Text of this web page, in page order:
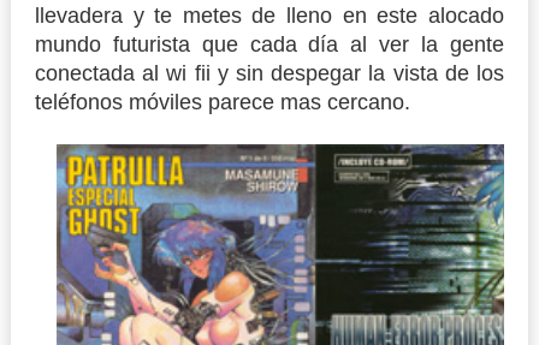
llevadera y te metes de lleno en este alocado
mundo futurista que cada día al ver la gente
conectada al wi fii y sin despegar la vista de los
teléfonos móviles parece mas cercano.